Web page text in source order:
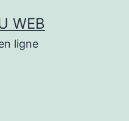
WEB
ligne